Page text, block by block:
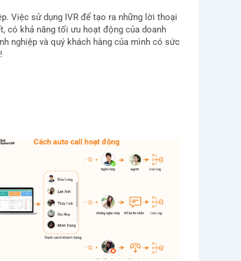
Việc sử dụng IVR để tạo ra những lời thoại
có khả năng tối ưu hoạt động của doanh
nghiệp và quý khách hàng của mình có sức